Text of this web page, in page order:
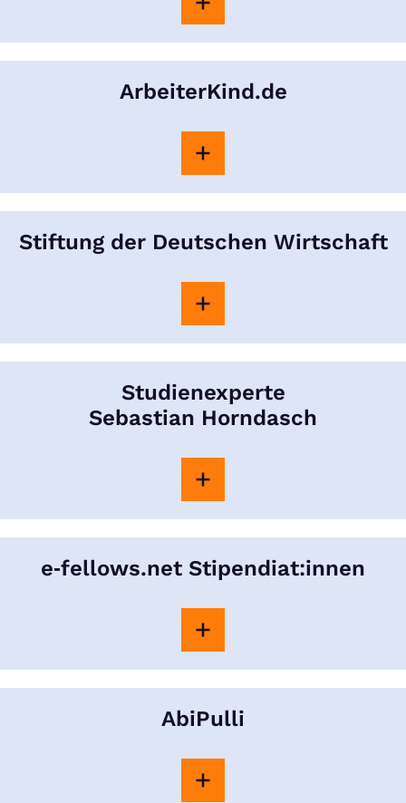
ArbeiterKind.de
Stiftung der Deutschen Wirtschaft
Studienexperte
Sebastian Horndasch
e‑fellows.net Stipendiat:innen
AbiPulli